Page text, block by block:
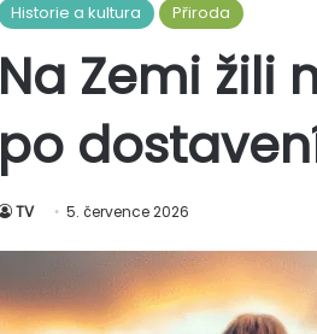
Historie a kultura Přiroda
Na Zemi žili
po
TV 5. července 2026